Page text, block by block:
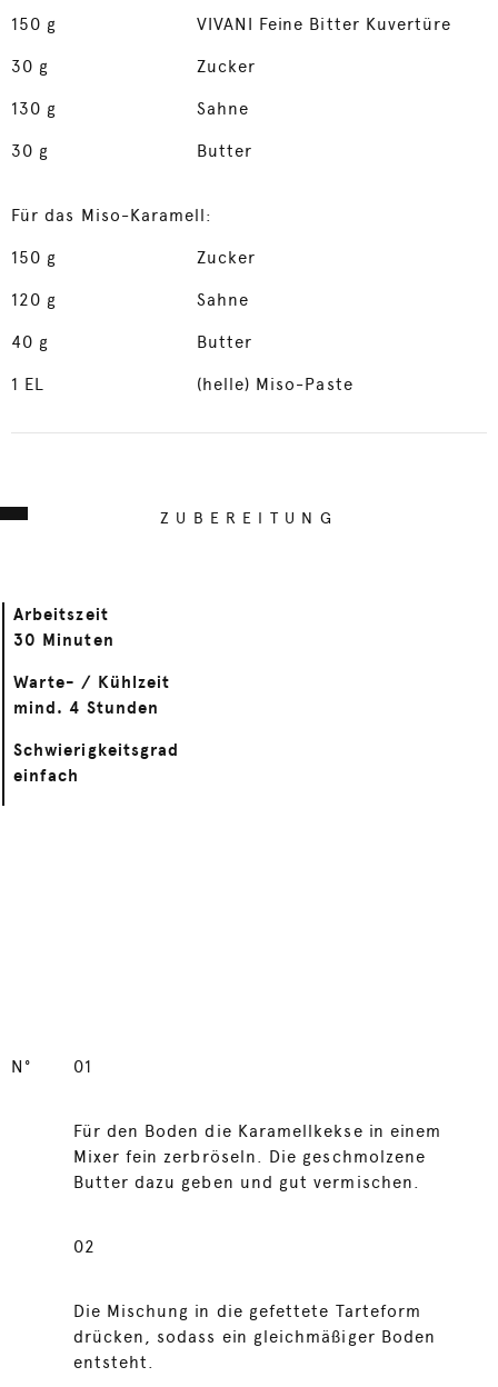
150 g VIVANI Feine Bitter Kuvertüre
30 g Zucker
130 g Sahne
30 g Butter
Für das Miso-Karamell:
150 g Zucker
120 g Sahne
40 g Butter
1 EL (helle) Miso-Paste
ZUBEREITUNG
Arbeitszeit
30 Minuten
Warte- / Kühlzeit
mind. 4 Stunden
Schwierigkeitsgrad
einfach
N° 01
Für den Boden die Karamellkekse in einem
Mixer fein zerbröseln. Die geschmolzene
Butter dazu geben und gut vermischen.
02
Die Mischung in die gefettete Tarteform
drücken, sodass ein gleichmäßiger Boden
entsteht.